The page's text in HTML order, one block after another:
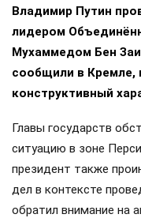
Владимир Путин
лидером
Мухаммедом Бен
сообщили в Кремле,
конструктивный
Главы государств
ситуацию в зоне
президент также
дел в контексте
обратил внимание на